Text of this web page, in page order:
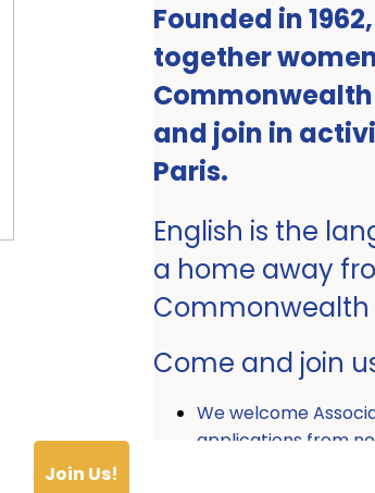
Founded in
together
and join in
Paris.
English is the
a home away
Come and join
We welcome
applications from
Join Us!